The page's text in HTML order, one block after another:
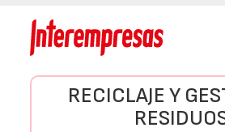
RECICLAJE Y